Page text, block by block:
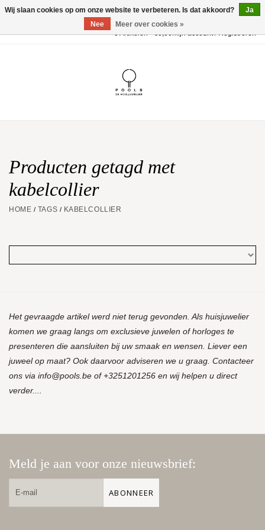
0 Artikelen - €0,00Mijn account / Registreren
Huwelijk
Geschenkbon
Producten getagd met
kabelcollier
HOME / TAGS / KABELCOLLIER
Het gevraagde artikel werd niet terug gevonden. Als huisjuwelier
komen we graag langs om exclusieve juwelen of horloges te
presenteren die aansluiten bij uw smaak en wensen. Liever een
juweel op maat? Ook daarvoor adviseren we u graag. Contacteer
ons via info@pools.be of +3251201256 en wij helpen u direct
verder....
Meld je aan voor onze nieuwsbrief:
ABONNEER
Wij slaan cookies op om onze website te verbeteren. Is dat akkoord?
Ja
Nee
Meer over cookies »